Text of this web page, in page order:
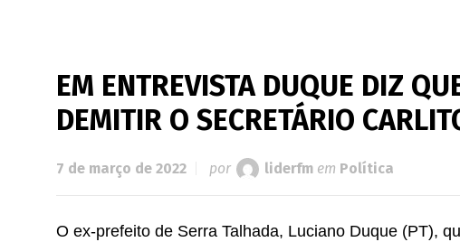
EM ENTREVISTA DUQUE DIZ
DEMITIR O SECRETÁRIO
7 de março de 2022 por liderfm em Política
O ex-prefeito de Serra Talhada, Luciano Duque (PT),